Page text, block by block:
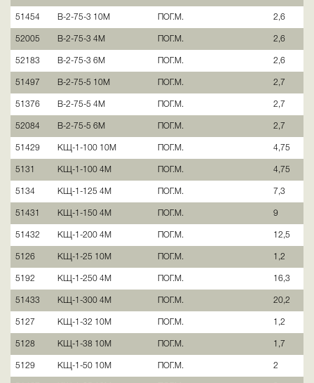
51454 В-2-75-3 10М ПОГ.М. 2,6
52005 В-2-75-3 4М ПОГ.М. 2,6
52183 В-2-75-3 6М ПОГ.М. 2,6
51497 В-2-75-5 10М ПОГ.М. 2,7
51376 В-2-75-5 4М ПОГ.М. 2,7
52084 В-2-75-5 6М ПОГ.М. 2,7
51429 КЩ-1-100 10М ПОГ.М. 4,75
5131 КЩ-1-100 4М ПОГ.М. 4,75
5134 КЩ-1-125 4М ПОГ.М. 7,3
51431 КЩ-1-150 4М ПОГ.М. 9
51432 КЩ-1-200 4М ПОГ.М. 12,5
5126 КЩ-1-25 10М ПОГ.М. 1,2
5192 КЩ-1-250 4М ПОГ.М. 16,3
51433 КЩ-1-300 4М ПОГ.М. 20,2
5127 КЩ-1-32 10М ПОГ.М. 1,2
5128 КЩ-1-38 10М ПОГ.М. 1,7
5129 КЩ-1-50 10М ПОГ.М. 2